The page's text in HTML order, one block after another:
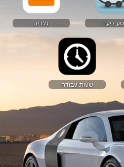
סע ליעד גלריה
שעות עבודה